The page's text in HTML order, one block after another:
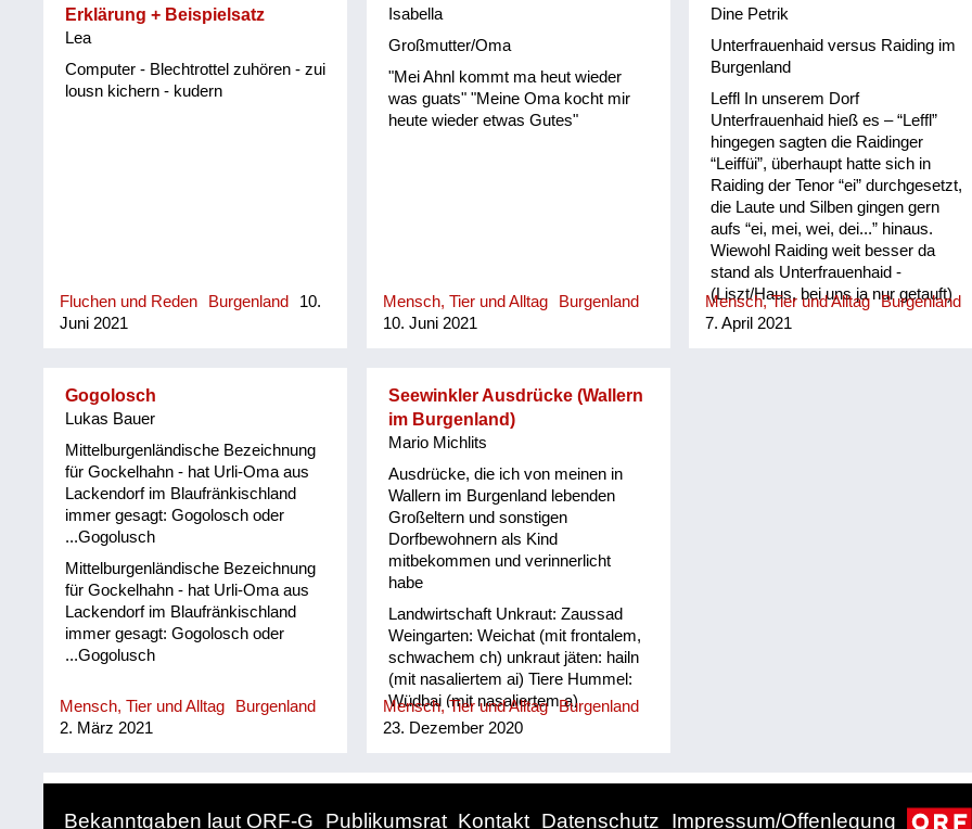
Erklärung + Beispielsatz
Lea
Computer - Blechtrottel zuhören - zui
lousn kichern - kudern
Fluchen und Reden Burgenland
10.
Juni 2021
Isabella
Großmutter/Oma
"Mei Ahnl kommt ma heut wieder
was guats" "Meine Oma kocht mir
heute wieder etwas Gutes"
Mensch, Tier und Alltag
Burgenland
10. Juni 2021
Dine Petrik
Unterfrauenhaid versus Raiding im
Burgenland
Leffl In unserem Dorf
Unterfrauenhaid hieß es – “Leffl”
hingegen sagten die Raidinger
“Leiffüi”, überhaupt hatte sich in
Raiding der Tenor “ei” durchgesetzt,
die Laute und Silben gingen gern
aufs “ei, mei, wei, dei...” hinaus.
Wiewohl Raiding weit besser da
stand als Unterfrauenhaid -
(Liszt/Haus, bei uns ja nur getauft)
bedauerten wir sie ob ihrer
Ausdrucksweise, wir fanden sie
Mensch, Tier und Alltag
Burgenland
7. April 2021
Gogolosch
Lukas Bauer
Mittelburgenländische Bezeichnung
für Gockelhahn - hat Urli-Oma aus
Lackendorf im Blaufränkischland
immer gesagt: Gogolosch oder
...Gogolusch
Mittelburgenländische Bezeichnung
für Gockelhahn - hat Urli-Oma aus
Lackendorf im Blaufränkischland
immer gesagt: Gogolosch oder
...Gogolusch
Mensch, Tier und Alltag
Burgenland
2. März 2021
Seewinkler Ausdrücke (Wallern
im Burgenland)
Mario Michlits
Ausdrücke, die ich von meinen in
Wallern im Burgenland lebenden
Großeltern und sonstigen
Dorfbewohnern als Kind
mitbekommen und verinnerlicht
habe
Landwirtschaft Unkraut: Zaussad
Weingarten: Weichat (mit frontalem,
schwachem ch) unkraut jäten: hailn
(mit nasaliertem ai) Tiere Hummel:
Wüdbai (mit nasaliertem a)
Eidechse: Darahaxl Feldhamster:
Kinn: Giermäu (mit nasaliertem äu)
gähnen: guamazn Erkältung:
Mensch, Tier und Alltag
Burgenland
23. Dezember 2020
Bekanntgaben laut ORF-G Publikumsrat Kontakt Datenschutz Impressum/Offenlegung